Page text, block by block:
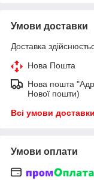
Умови доставки
Доставка
Нова Пошта
Нова пошта
Нової пошти)
Всі умови доставки
Умови оплати